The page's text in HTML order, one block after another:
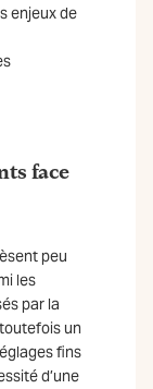
enjeux de
face
peu
les
par la
un
fins
d’une